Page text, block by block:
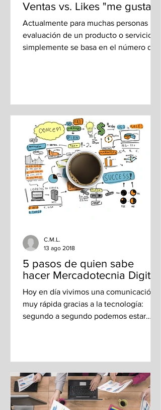
Ventas vs. Likes "me gusta"
Actualmente para muchas personas la
evaluación de un producto o servicio
simplemente se basa en el número de
5 pasos de quien sabe
hacer Mercadotecnia Digital
Hoy en día vivimos una comunicación
muy rápida gracias a la tecnología:
segundo a segundo podemos estar
C.M.L.
13 ago 2018